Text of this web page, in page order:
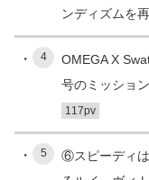
ンディズムを
4
OMEGA X
号のミッショ
117pv
5
⑥スピーディ